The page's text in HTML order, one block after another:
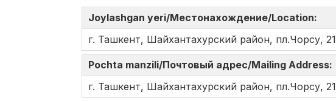
Joylashgan yeri/Местонахождение/Location:
г. Ташкент, Шайхантахурский район, пл.Чорсу, 21
Pochta manzili/Почтовый адрес/Mailing Address:
г. Ташкент, Шайхантахурский район, пл.Чорсу, 21